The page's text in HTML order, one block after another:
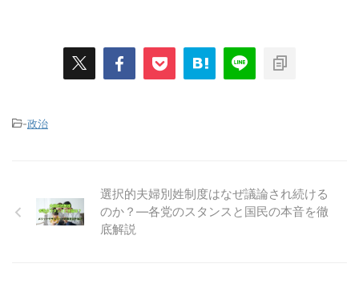
-政治
選択的夫婦別姓制度はなぜ議論され続ける
のか？―各党のスタンスと国民の本音を徹
底解説